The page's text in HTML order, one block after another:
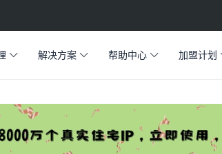
解决方案 帮助中心 加盟计划